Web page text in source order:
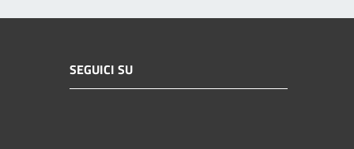
SEGUICI SU